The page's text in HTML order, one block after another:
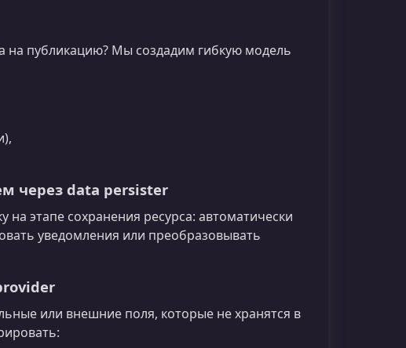
на публикацию? Мы создадим гибкую модель
через data persister
на этапе сохранения ресурса: автоматически
уведомления или преобразовывать
или внешние поля, которые не хранятся в